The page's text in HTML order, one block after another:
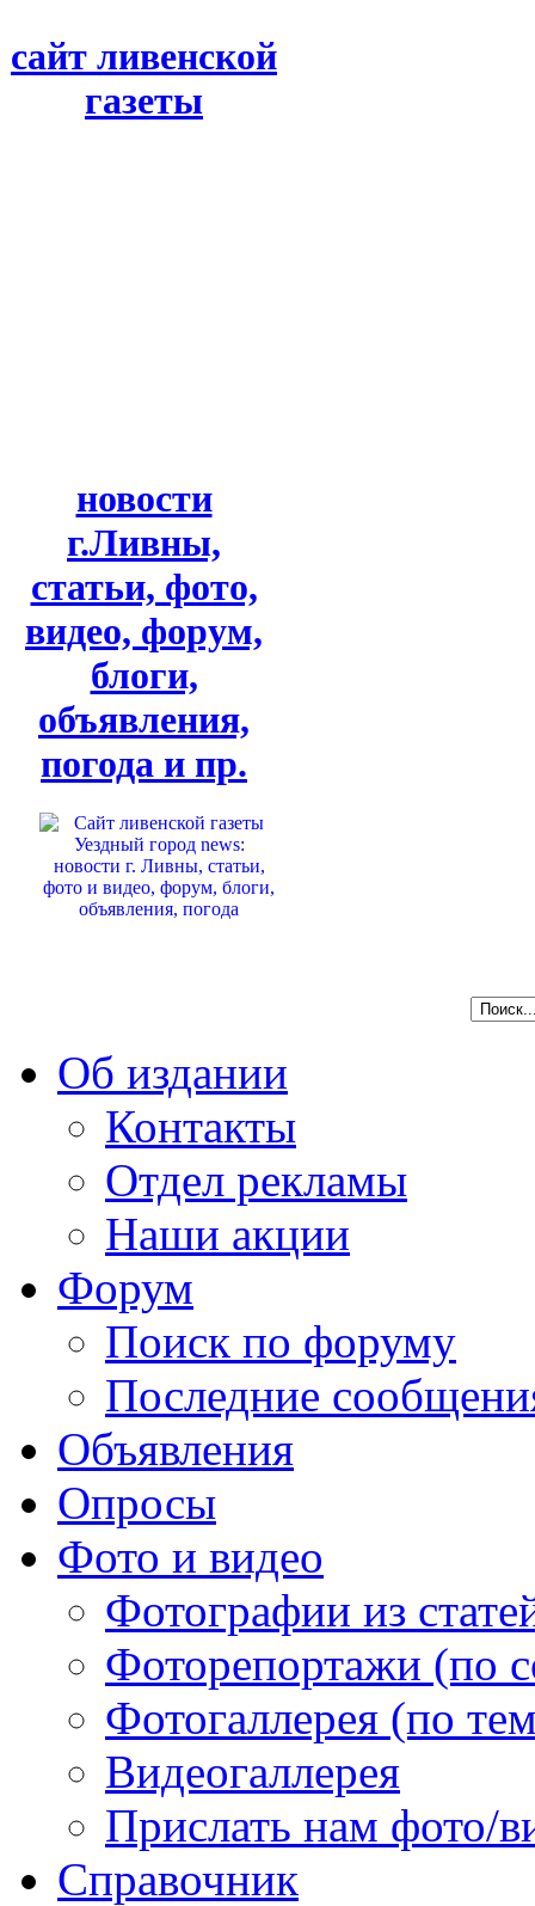
сайт ливенской
газеты
новости
г.Ливны,
статьи, фото,
видео, форум,
блоги,
объявления,
погода и пр.
Об издании
Контакты
Отдел рекламы
Наши акции
Форум
Поиск по форуму
Последние
Объявления
Опросы
Фото и видео
Фотографии из
Фоторепортажи (по
Фотогаллерея (по
Видеогаллерея
Прислать нам фото/
Справочник